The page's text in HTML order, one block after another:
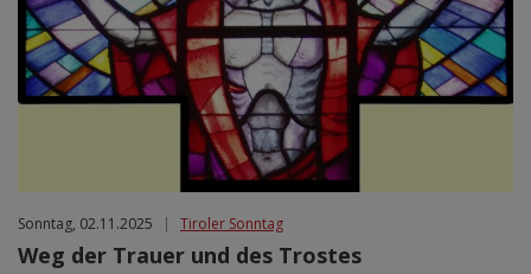
Jan 2027
Feb 2027
Mär 2027
Apr 2027
Mai 2027
Jun 2027
Sonntag, 02.11.2025 | Tiroler Sonntag
Weg der Trauer und des Trostes